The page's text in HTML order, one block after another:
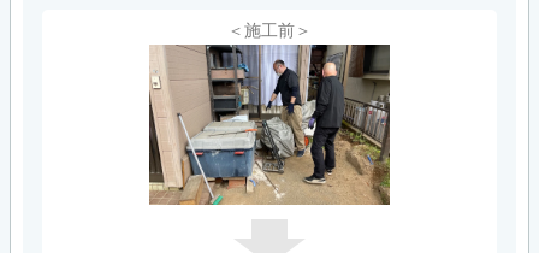
＜施工前＞